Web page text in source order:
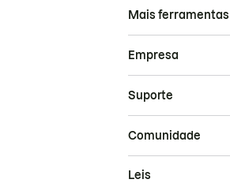
Mais ferramentas
Empresa
Suporte
Comunidade
Leis